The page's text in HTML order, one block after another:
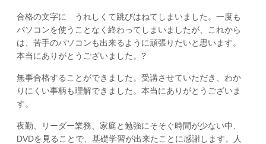
合格の文字に うれしくて跳びはねてしまいました。一度も
パソコンを使うことなく終わってしまいましたが、これから
は、苦手のパソコンも出来るように頑張りたいと思います。
本当にありがとうございました。?
無事合格することができました。受講させていただき、わか
りにくい事柄も理解できました。本当にありがとうございま
す。
夜勤、リーダー業務、家庭と勉強にそそぐ時間が少ない中、
DVDを見ることで、基礎学習が出来たことに感謝します。人